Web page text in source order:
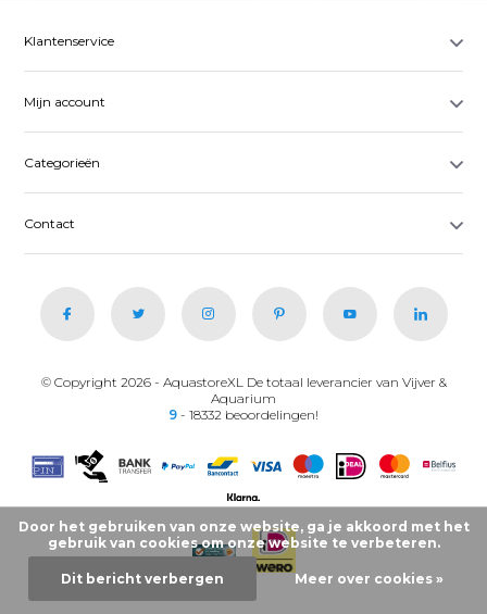
Klantenservice
Mijn account
Categorieën
Contact
© Copyright 2026 - AquastoreXL De totaal leverancier van Vijver &
Aquarium
9 - 18332 beoordelingen!
Door het gebruiken van onze website, ga je akkoord met het
gebruik van cookies om onze website te verbeteren.
Dit bericht verbergen Meer over cookies »